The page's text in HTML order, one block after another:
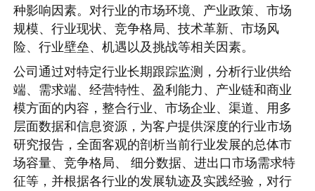
种影响因素。对行业的市场环境、产业政策、市场
规模、行业现状、竞争格局、技术革新、市场风
险、行业壁垒、机遇以及挑战等相关因素。
公司通过对特定行业长期跟踪监测，分析行业供给
端、需求端、经营特性、盈利能力、产业链和商业
模方面的内容，整合行业、市场企业、渠道、用多
层面数据和信息资源，为客户提供深度的行业市场
研究报告，全面客观的剖析当前行业发展的总体市
场容量、竞争格局、 细分数据、进出口市场需求特
征等，并根据各行业的发展轨迹及实践经验，对行